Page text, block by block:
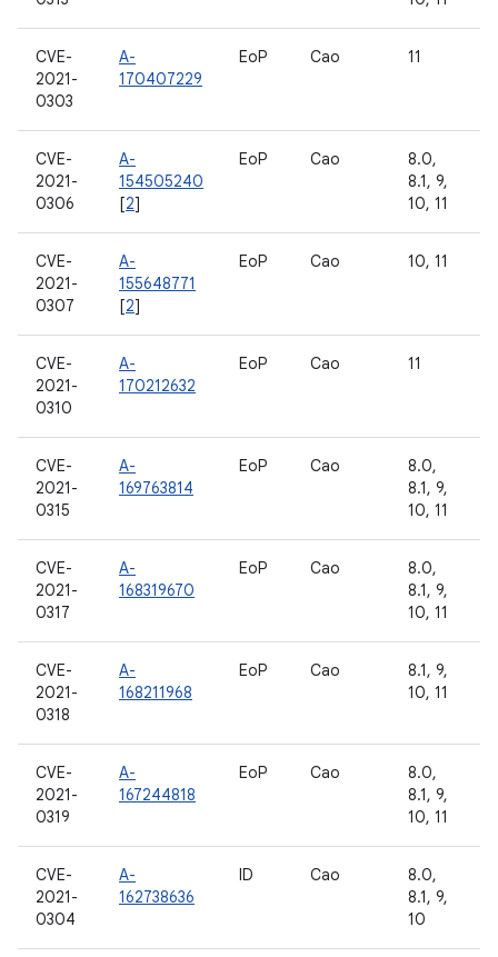
CVE-
2021-
0303
A-
170407229
EoP Cao 11
CVE-
2021-
0306
A-
154505240
[2]
EoP Cao
8.0,
8.1, 9,
10, 11
CVE-
2021-
0307
A-
155648771
[2]
EoP Cao 10, 11
CVE-
2021-
0310
A-
170212632
EoP Cao 11
CVE-
2021-
0315
A-
169763814
EoP Cao
8.0,
8.1, 9,
10, 11
CVE-
2021-
0317
A-
168319670
EoP Cao
8.0,
8.1, 9,
10, 11
CVE-
2021-
0318
A-
168211968
EoP Cao
8.1, 9,
10, 11
CVE-
2021-
0319
A-
167244818
EoP Cao
8.0,
8.1, 9,
10, 11
CVE-
2021-
0304
A-
162738636
ID Cao
8.0,
8.1, 9,
10